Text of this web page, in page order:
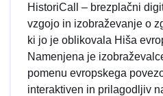
HistoriCall – brezplačni
vzgojo in izobraževanje o
ki jo je oblikovala Hiša
Namenjena je
pomenu evropskega
interaktiven in prilagodljiv